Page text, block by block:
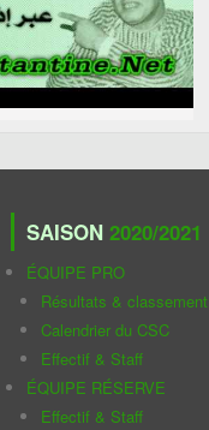
SAISON 2020/2021
ÉQUIPE PRO
Résultats & classement
Calendrier du CSC
Effectif & Staff
ÉQUIPE RÉSERVE
Effectif & Staff